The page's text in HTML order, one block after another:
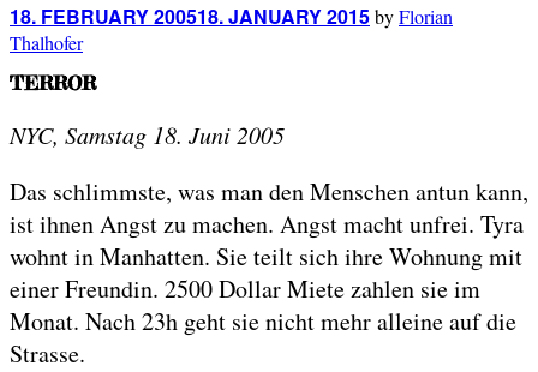
Posted
on
18. FEBRUARY 200518. JANUARY 2015byFlorian
Thalhofer
TERROR
NYC, Samstag 18. Juni 2005
Das schlimmste, was man den Menschen antun kann,
ist ihnen Angst zu machen. Angst macht unfrei. Tyra
wohnt in Manhatten. Sie teilt sich ihre Wohnung mit
einer Freundin. 2500 Dollar Miete zahlen sie im
Monat. Nach 23h geht sie nicht mehr alleine auf die
Strasse.